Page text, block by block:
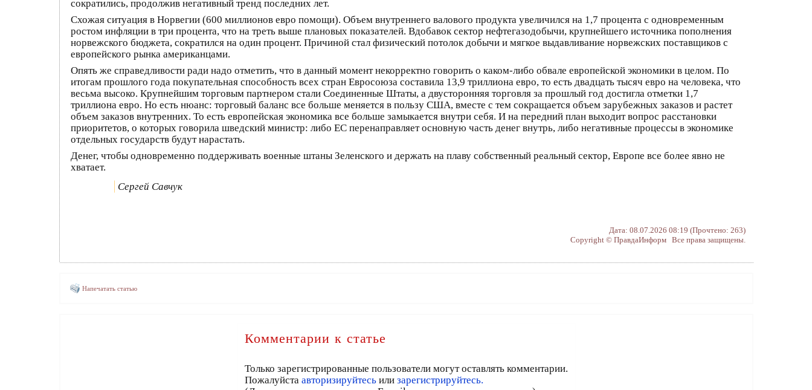
сократились, продолжив негативный тренд последних лет.
Схожая ситуация в Норвегии (600 миллионов евро помощи). Объем внутреннего валового продукта увеличился на 1,7 процента с одновременным
ростом инфляции в три процента, что на треть выше плановых показателей. Вдобавок сектор нефтегазодобычи, крупнейшего источника пополнения
норвежского бюджета, сократился на один процент. Причиной стал физический потолок добычи и мягкое выдавливание норвежских поставщиков с
европейского рынка американцами.
Опять же справедливости ради надо отметить, что в данный момент некорректно говорить о каком-либо обвале европейской экономики в целом. По
итогам прошлого года покупательная способность всех стран Евросоюза составила 13,9 триллиона евро, то есть двадцать тысяч евро на человека, что
весьма высоко. Крупнейшим торговым партнером стали Соединенные Штаты, а двусторонняя торговля за прошлый год достигла отметки 1,7
триллиона евро. Но есть нюанс: торговый баланс все больше меняется в пользу США, вместе с тем сокращается объем зарубежных заказов и растет
объем заказов внутренних. То есть европейская экономика все больше замыкается внутри себя. И на передний план выходит вопрос расстановки
приоритетов, о которых говорила шведский министр: либо ЕС перенаправляет основную часть денег внутрь, либо негативные процессы в экономике
отдельных государств будут нарастать.
Денег, чтобы одновременно поддерживать военные штаны Зеленского и держать на плаву собственный реальный сектор, Европе все более явно не
хватает.
Сергей Савчук
Дата: 08.07.2026 08:19 (Прочтено: 263)
Copyright © ПравдаИнформ Все права защищены.
Напечатать статью
Комментарии к статье
Только зарегистрированные пользователи могут оставлять комментарии.
Пожалуйста авторизируйтесь или зарегистрируйтесь.